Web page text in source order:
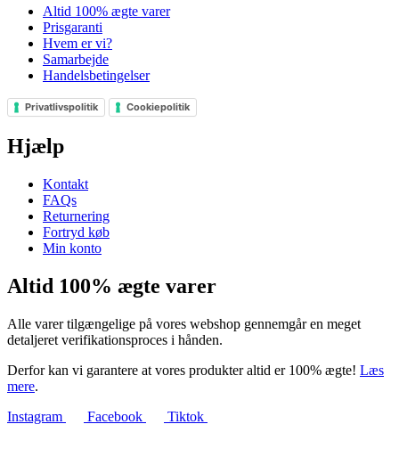
Altid 100% ægte varer
Prisgaranti
Hvem er vi?
Samarbejde
Handelsbetingelser
Privatlivspolitik Cookiepolitik
Hjælp
Kontakt
FAQs
Returnering
Fortryd køb
Min konto
Altid 100% ægte varer
Alle varer tilgængelige på vores webshop gennemgår en meget
detaljeret verifikationsproces i hånden.
Derfor kan vi garantere at vores produkter altid er 100% ægte! Læs
mere.
Instagram
Facebook Tiktok